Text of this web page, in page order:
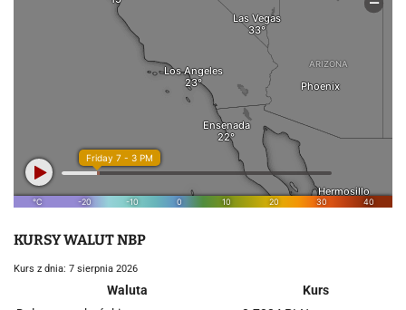
KURSY WALUT NBP
Kurs z dnia: 7 sierpnia 2026
Waluta
Kurs